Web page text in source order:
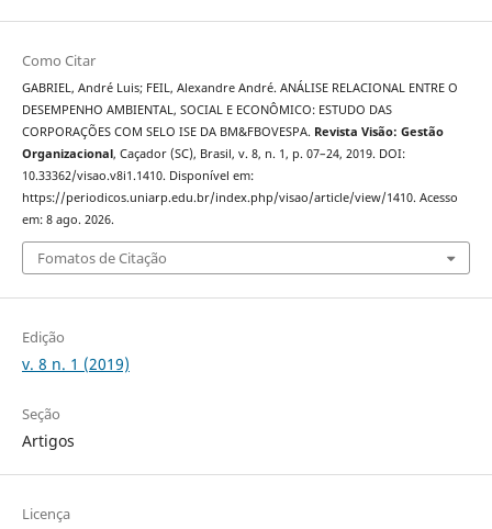
Como Citar
GABRIEL, André Luis; FEIL, Alexandre André. ANÁLISE RELACIONAL ENTRE O
DESEMPENHO AMBIENTAL, SOCIAL E ECONÔMICO: ESTUDO DAS
CORPORAÇÕES COM SELO ISE DA BM&FBOVESPA. Revista Visão: Gestão
Organizacional, Caçador (SC), Brasil, v. 8, n. 1, p. 07–24, 2019. DOI:
10.33362/visao.v8i1.1410. Disponível em:
https://periodicos.uniarp.edu.br/index.php/visao/article/view/1410. Acesso
em: 8 ago. 2026.
Fomatos de Citação
Edição
v. 8 n. 1 (2019)
Seção
Artigos
Licença